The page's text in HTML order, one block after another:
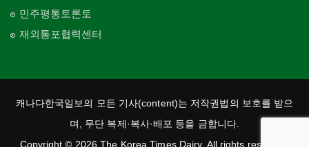
민주평통토론토
재외통포협력센터
캐나다한국일보의 모든 기사(content)는 저작권법의 보호를 받으
며, 무단 복제·복사·배포 등을 금합니다.
Copyright © 2026 The Korea Times Dairy. All rights reserved.